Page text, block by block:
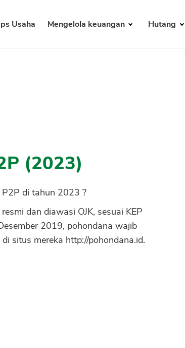
Usaha Mengelola keuangan Hutang
(2023)
P2P di tahun 2023 ?
dan diawasi OJK, sesuai KEP
2019, pohondana wajib
di situs mereka http://pohondana.id.